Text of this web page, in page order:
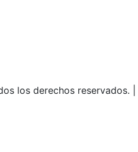
los derechos reservados.